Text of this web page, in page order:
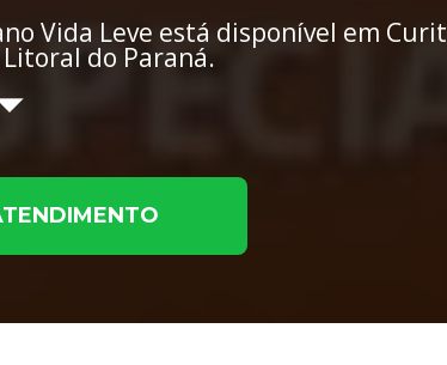
Vida Leve está disponível em
do Paraná.